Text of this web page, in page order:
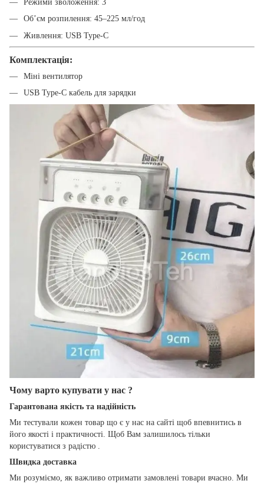
Режими зволоження: 3
Обʼєм розпилення: 45–225 мл/год
Живлення: USB Type-C
Комплектація:
Міні вентилятор
USB Type-C кабель для зарядки
Чому варто купувати у нас ?
Гарантована якість та надійність
Ми тестували кожен товар що є у нас на сайті щоб впевнитись в
його якості і практичності. Щоб Вам залишилось тільки
користуватися з радістю .
Швидка доставка
Ми розуміємо, як важливо отримати замовлені товари вчасно. Ми